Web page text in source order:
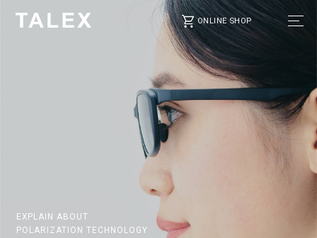
ONLINE SHOP
EXPLAIN ABOUT
POLARIZATION TECHNOLOGY